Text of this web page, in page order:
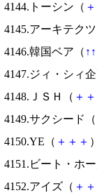
4144.トーシン（ ＋
4145.アーキテク
4146.韓国ベア（ ↑ ↑
4147.ジィ・シィ
4148.ＪＳＨ（ ＋ ＋
4149.サクシード（
4150.YE（ ＋ ＋ ＋
4151.ビート・ホ
4152.アイズ（ ＋ ＋